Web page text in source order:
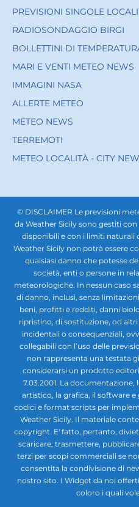
PREVISIONI SINGOLE
RADIOSONDAGGIO BIRGI
BOLLETTINI DI
MARI E VENTI METEO NEWS
IMMAGINI NASA
ALLERTE METEO
METEO NEWS
TERREMOTI
METEO LOCALITÀ - CITY
© DISCLAIMER Le previsioni
da Weather Sicily sono gestiti
disponibili e con i limiti naturali
Weather Sicily non potrà essere
qualsiasi danno che potesse
società, enti o persone in
meteorologiche. In nessun caso
di danno, inclusi, senza
beni, profitti e redditi, danni
ripristino, di sostituzione, od
incidentali o consequenziali,
collegabili con l’uso delle
non rappresenta una testata
considerarsi un prodotto
7.03.2001. La
artistico, la grafica, il software
codici e format scripts per
Weather Sicily. Il materiale
copyright. E' fatto, pertanto,
scaricare, trasmettere,
terzi per scopi commerciali se
consentita la condivisione di
nostro sito. I Widget da noi
coloro i quali